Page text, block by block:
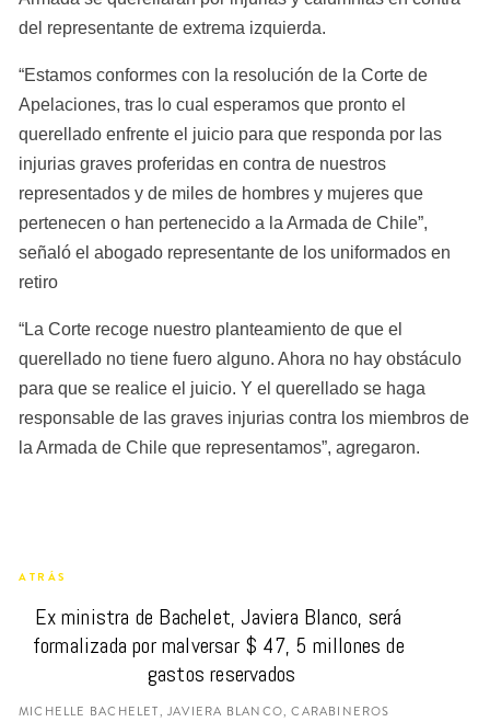
del representante de extrema izquierda.
“Estamos conformes con la resolución de la Corte de
Apelaciones, tras lo cual esperamos que pronto el
querellado enfrente el juicio para que responda por las
injurias graves proferidas en contra de nuestros
representados y de miles de hombres y mujeres que
pertenecen o han pertenecido a la Armada de Chile”,
señaló el abogado representante de los uniformados en
retiro
“La Corte recoge nuestro planteamiento de que el
querellado no tiene fuero alguno. Ahora no hay obstáculo
para que se realice el juicio. Y el querellado se haga
responsable de las graves injurias contra los miembros de
la Armada de Chile que representamos”, agregaron.
ATRÁS
Ex ministra de Bachelet, Javiera Blanco, será
formalizada por malversar $ 47, 5 millones de
gastos reservados
MICHELLE BACHELET, JAVIERA BLANCO, CARABINEROS